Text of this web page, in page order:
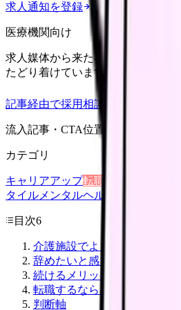
求人通知を登録
医療機関向け
求人媒体から来た看護師が、応募
たどり着けていますか？
記事経由で採用相談
流入記事・CTA位置つきで管理画
カテゴリ
キャリアアップ転職ガイド 職
タイル メンタルヘルス
目次6
介護施設でよくある消耗ポイ
辞めたいと感じる典型理由
続けるメリット
転職するならおすすめの施設
判断軸